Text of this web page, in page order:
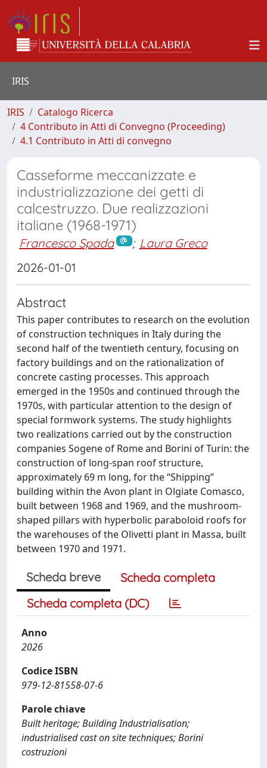
IRIS
IRIS
Catalogo Ricerca
4 Contributo in Atti di Convegno (Proceeding)
4.1 Contributo in Atti di convegno
Casseforme meccanizzate e
industrializzazione dei getti di
calcestruzzo. Due realizzazioni
italiane (1968-1971)
Francesco Spada ; Laura Greco
2026-01-01
Abstract
This paper contributes to research on the evolution
of construction techniques in Italy during the
second half of the twentieth century, focusing on
factory buildings and on the rationalization of
concrete casting processes. This approach
emerged in the 1950s and continued through the
1970s, with particular attention to the design of
special formwork systems. The study highlights
two realizations carried out by the construction
companies Sogene of Rome and Borini of Turin: the
construction of long-span roof structure,
approximately 69 m long, for the “Shipping”
building within the Avon plant in Olgiate Comasco,
built between 1968 and 1969, and the mushroom-
shaped pillars with hyperbolic paraboloid roofs for
the warehouses of the Olivetti plant in Massa, built
between 1970 and 1971.
Scheda breve
Scheda completa
Scheda completa (DC)
Anno
2026
Codice ISBN
979-12-81558-07-6
Parole chiave
Built heritage; Building Industrialisation;
industrialised cast on site techniques; Borini
costruzioni